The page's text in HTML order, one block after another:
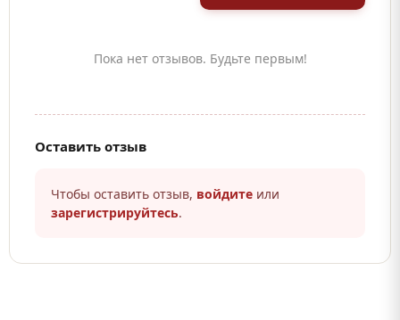
Пока нет отзывов. Будьте первым!
Оставить отзыв
Чтобы оставить отзыв, войдите или
зарегистрируйтесь.